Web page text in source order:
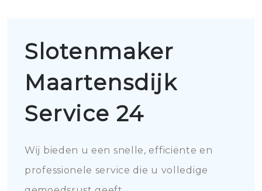
Slotenmaker
Maartensdijk
Service 24
Wij bieden u een snelle, efficiënte en
professionele service die u volledige